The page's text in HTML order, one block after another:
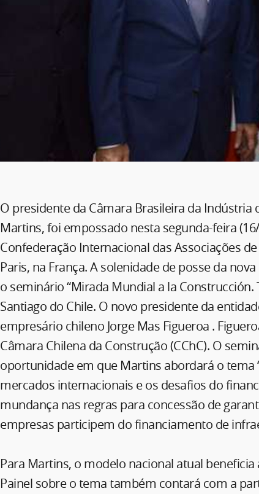
O presidente da Câmara Brasileira da Indústria
Martins, foi empossado nesta segunda-feira
Confederação Internacional das Associações
Paris, na França. A solenidade de posse da
o seminário “Mirada Mundial a la Construcción.
Santiago do Chile. O novo presidente da
empresário chileno Jorge Mas Figueroa .
Câmara Chilena da Construção (CChC). O
oportunidade em que Martins abordará o tema
mercados internacionais e os desafios do
mundança nas regras para concessão de
empresas participem do financiamento de
Para Martins, o modelo nacional atual
Painel sobre o tema também contará com a